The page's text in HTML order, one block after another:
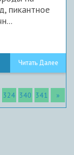
пикантное
Читать Далее
324 340 341 »